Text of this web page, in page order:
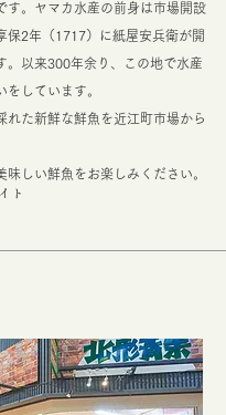
す。ヤマカ水産の前身は市場開設
保2年（1717）に紙屋安兵衛が開
。以来300年余り、この地で水産
をしています。
れた新鮮な鮮魚を近江町市場から
味しい鮮魚をお楽しみください。
ト